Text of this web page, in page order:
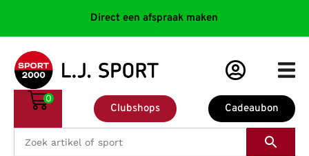
Direct een afspraak maken
Cadeaubon
Clubshops
0